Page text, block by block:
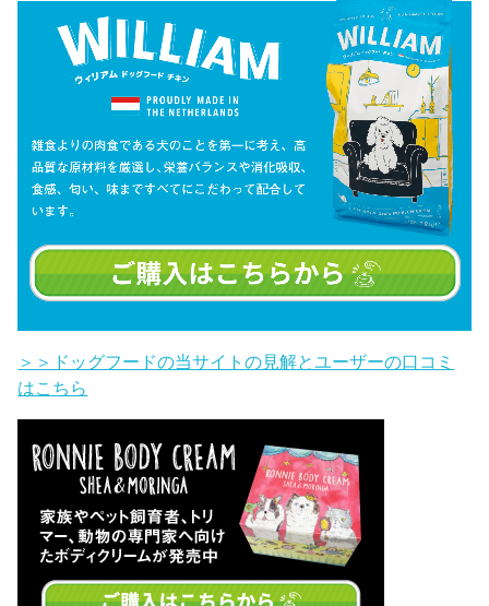
＞＞ドッグフードの当サイトの見解とユーザーの口コミ
はこちら